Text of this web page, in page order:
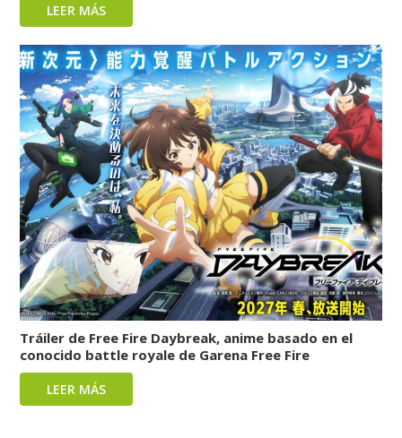
LEER MÁS
Tráiler de Free Fire Daybreak, anime basado en el
conocido battle royale de Garena Free Fire
LEER MÁS